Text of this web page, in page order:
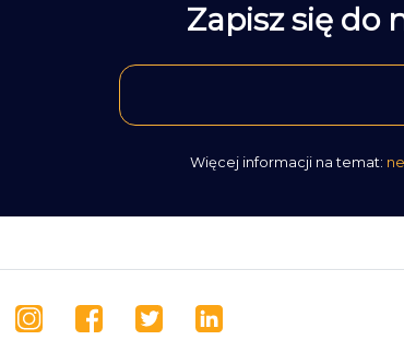
Zapisz się do
Więcej informacji na temat: